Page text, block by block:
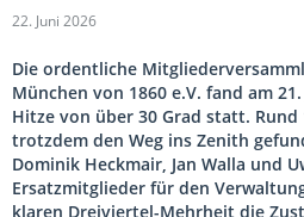
22. Juni 2026
Die ordentliche
München von 1860 e.V. fand am
Hitze von über 30 Grad statt.
trotzdem den Weg ins Zenith
Dominik Heckmair, Jan Walla und
Ersatzmitglieder für den
klaren Dreiviertel-Mehrheit die